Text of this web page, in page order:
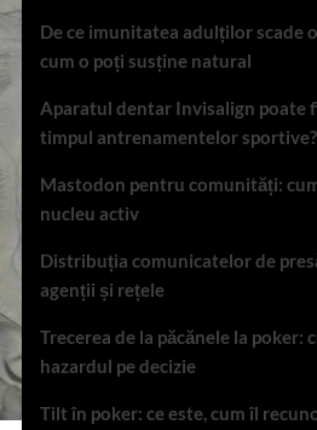
De ce imunitatea adulților scade
cum o poți susține natural
Aparatul dentar Invisalign poate
timpul antrenamentelor sportive?
Mastodon pentru comunități:
nucleu activ
Distribuția comunicatelor de
agenții și rețele
Trecerea de la păcănele la poker:
hazardul pe decizie
Tilt în poker: ce este, cum îl